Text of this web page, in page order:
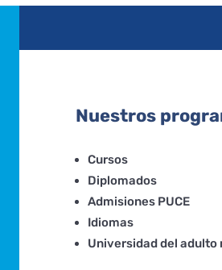
Nuestros
Cursos
Diplomados
Admisiones PUCE
Idiomas
Universidad del adulto